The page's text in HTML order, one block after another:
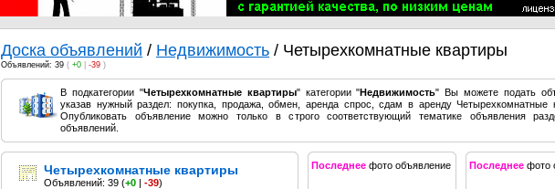
Доска объявлений / Недвижимость / Четырехкомнатные квартиры
Объявлений: 39 ( +0 -39 )
В подкатегории "Четырехкомнатные квартиры" категории "Недвижимость" Вы можете подать
указав нужный раздел: покупка, продажа, обмен, аренда спрос, сдам в аренду Четырехкомнатные
Опубликовать объявление можно только в строго соответствующий тематике объявления
объявлений.
Четырехкомнатные квартиры
Объявлений: 39 (+0 | -39)
Последнее фото объявление Последнее фото